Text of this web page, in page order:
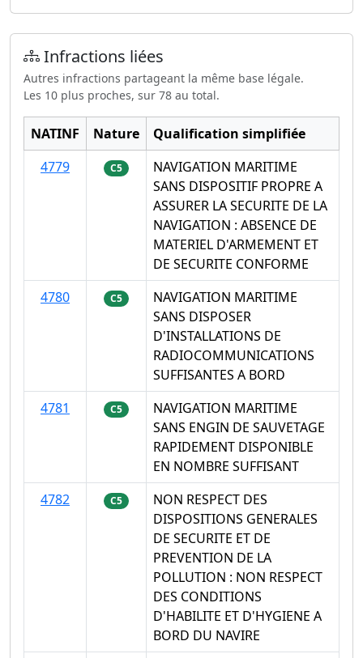
Infractions liées
Autres infractions partageant la même base légale.
Les 10 plus proches, sur 78 au total.
NATINF Nature
Qualification simplifiée
4779
C5
NAVIGATION MARITIME
SANS DISPOSITIF PROPRE A
ASSURER LA SECURITE DE LA
NAVIGATION : ABSENCE DE
MATERIEL D'ARMEMENT ET
DE SECURITE CONFORME
4780
C5
NAVIGATION MARITIME
SANS DISPOSER
D'INSTALLATIONS DE
RADIOCOMMUNICATIONS
SUFFISANTES A BORD
4781
C5
NAVIGATION MARITIME
SANS ENGIN DE SAUVETAGE
RAPIDEMENT DISPONIBLE
EN NOMBRE SUFFISANT
4782
C5
NON RESPECT DES
DISPOSITIONS GENERALES
DE SECURITE ET DE
PREVENTION DE LA
POLLUTION : NON RESPECT
DES CONDITIONS
D'HABILITE ET D'HYGIENE A
BORD DU NAVIRE